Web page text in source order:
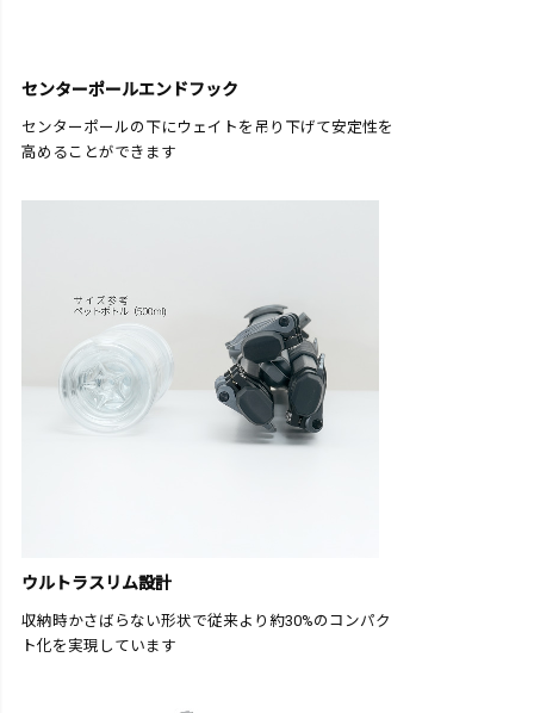
センターポールエンドフック
センターポールの下にウェイトを吊り下げて安定性を
高めることができます
ウルトラスリム設計
収納時かさばらない形状で従来より約30%のコンパク
ト化を実現しています